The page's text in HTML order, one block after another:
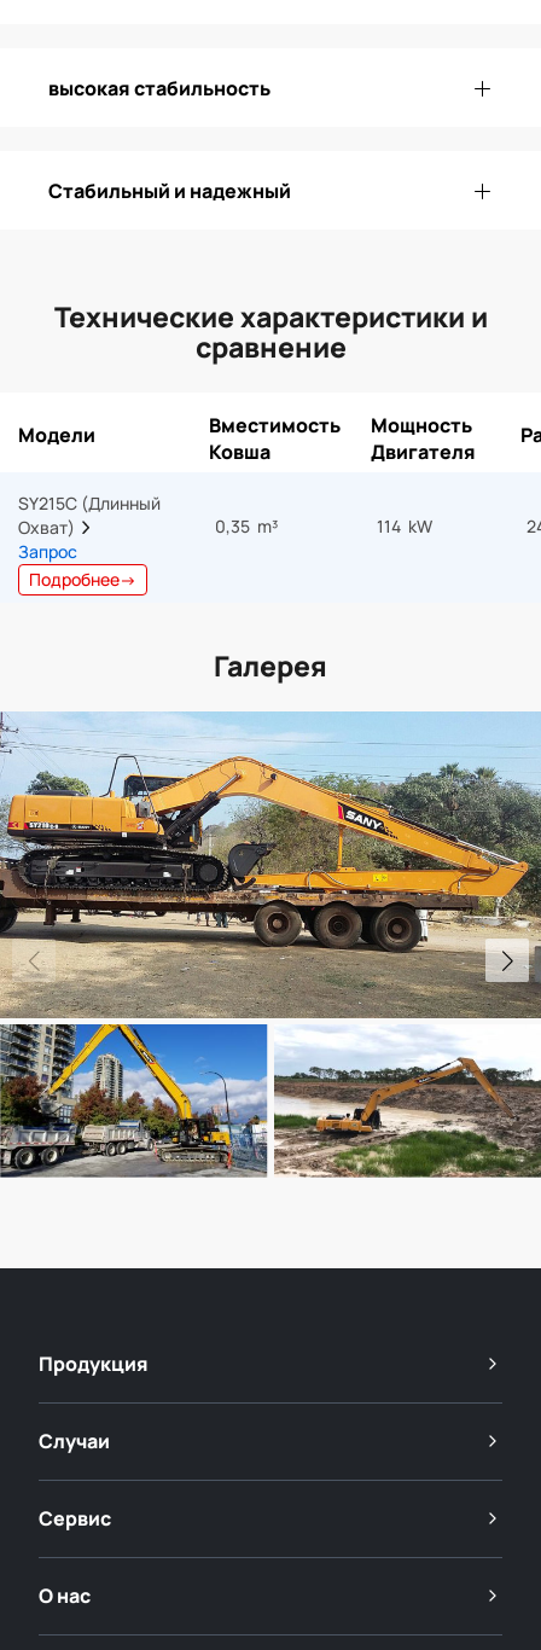
высокая стабильность
Стабильный и надежный
Технические характеристики и
сравнение
Модели
Вместимость
Ковша
Мощность
Двигателя
SY215C (Длинный
Охват)
Запрос
Подробнее→
0,35 m³ 114 kW
Галерея
Продукция
Случаи
Сервис
О нас